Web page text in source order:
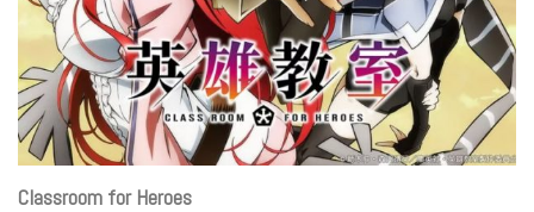
Classroom for Heroes